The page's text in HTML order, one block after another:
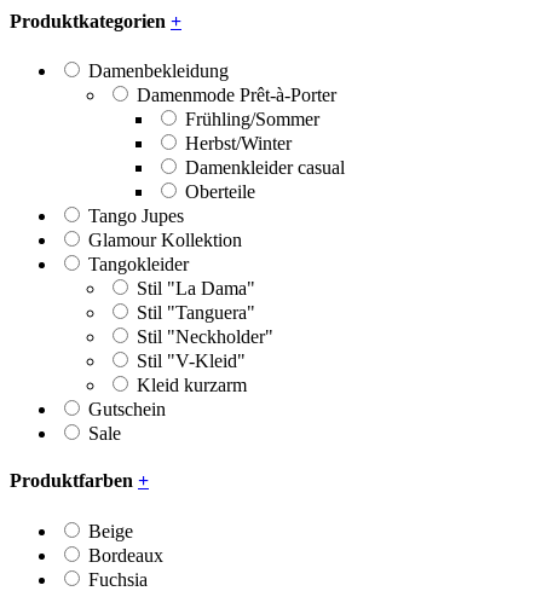
Produktkategorien +
Damenbekleidung
Damenmode Prêt-à-Porter
Frühling/Sommer
Herbst/Winter
Damenkleider casual
Oberteile
Tango Jupes
Glamour Kollektion
Tangokleider
Stil "La Dama"
Stil "Tanguera"
Stil "Neckholder"
Stil "V-Kleid"
Kleid kurzarm
Gutschein
Sale
Produktfarben +
Beige
Bordeaux
Fuchsia